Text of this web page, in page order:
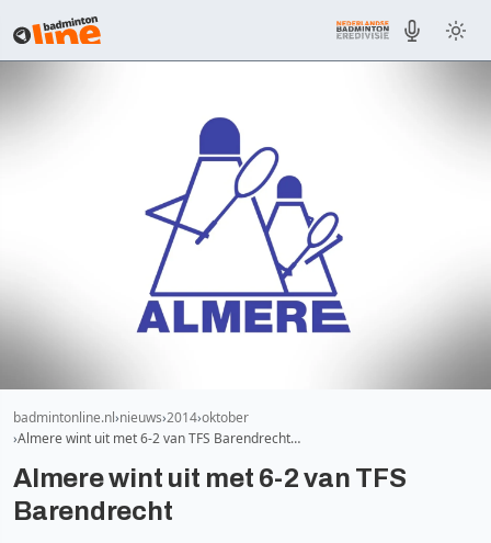
badmintonline.nl nieuws 2014 oktober
Almere wint uit met 6-2 van TFS Barendrecht…
Almere wint uit met 6-2 van TFS
Barendrecht